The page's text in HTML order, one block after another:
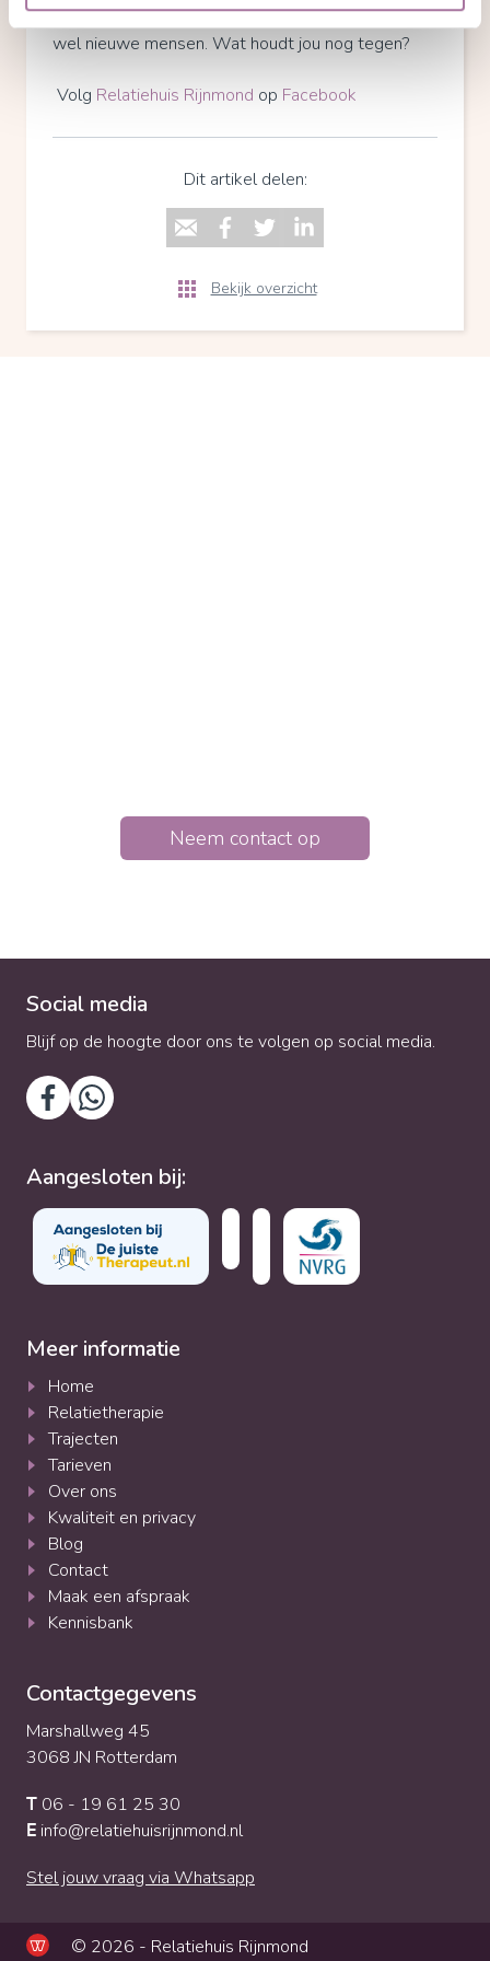
nieuwe paden, nieuwe ervaringen en misschien
wel nieuwe mensen. Wat houdt jou nog tegen?
Volg Relatiehuis Rijnmond op Facebook
Dit artikel delen:
Bekijk overzicht
Neem contact op
Social media
Blijf op de hoogte door ons te volgen op social media.
Aangesloten bij:
Meer informatie
Home
Relatietherapie
Trajecten
Tarieven
Over ons
Kwaliteit en privacy
Blog
Contact
Maak een afspraak
Kennisbank
Contactgegevens
Marshallweg 45
3068 JN Rotterdam
T 06 - 19 61 25 30
E info@relatiehuisrijnmond.nl
Stel jouw vraag via Whatsapp
© 2026 - Relatiehuis Rijnmond